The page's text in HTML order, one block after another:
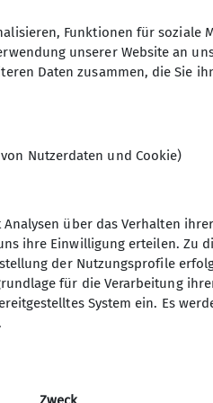
Anmeldung per E-
Sektionsapp
Funktionen für
unserer Website an
Daten zusammen, die Sie
Nutzerdaten und Cookie)
über das Verhalten
ihre Einwilligung erteilen. Zu
der Nutzungsprofile
für die Verarbeitung
System ein. Es